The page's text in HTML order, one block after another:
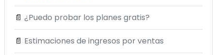
📄 ¿Puedo probar los planes gratis?
📄 Estimaciones de ingresos por ventas